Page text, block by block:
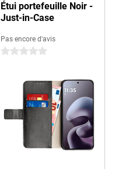
Étui portefeuille Noir -
Just-in-Case
Pas encore d'avis
0 étoiles